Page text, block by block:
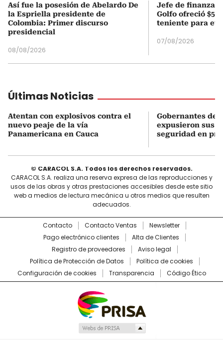
Así fue la posesión de Abelardo De
la Espriella presidente de
Colombia: Primer discurso
presidencial
08/08/2026
Jefe de finanzas
Golfo ofreció
teniente para
07/08/2026
Últimas Noticias
Atentan con explosivos contra el
nuevo peaje de la vía
Panamericana en Cauca
Gobernantes del
expusieron sus
seguridad en
© CARACOL S.A. Todos los derechos reservados.
CARACOL S.A. realiza una reserva expresa de las reproducciones y
usos de las obras y otras prestaciones accesibles desde este sitio
web a medios de lectura mecánica u otros medios que resulten
adecuados.
Contacto Contacto Ventas
Newsletter
Pago electrónico clientes
Alta de Clientes
Registro de proveedores
Aviso legal
Política de Protección de Datos
Política de cookies
Configuración de cookies
Transparencia Código Ético